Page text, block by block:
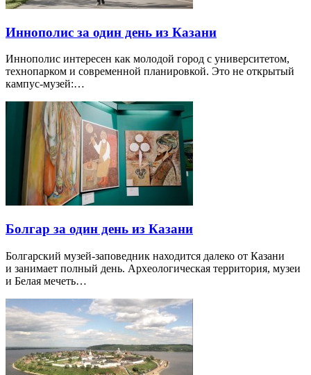
Иннополис за один день из Казани
Иннополис интересен как молодой город с университетом,
технопарком и современной планировкой. Это не открытый
кампус-музей:…
Болгар за один день из Казани
Болгарский музей-заповедник находится далеко от Казани
и занимает полный день. Археологическая территория, музеи
и Белая мечеть…